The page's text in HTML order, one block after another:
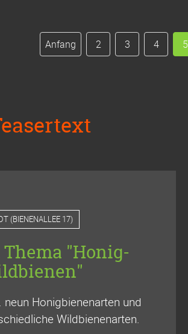
Anfang 2 3 4 5
(BIENENALLEE 17)
"Honig-
Honigbienenarten und
Wildbienenarten.